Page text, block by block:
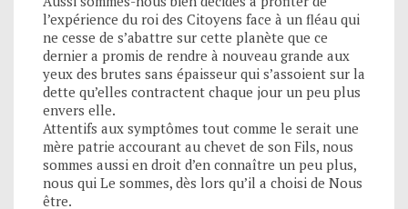
l’expérience du roi des Citoyens face à un fléau qui
ne cesse de s’abattre sur cette planète que ce
dernier a promis de rendre à nouveau grande aux
yeux des brutes sans épaisseur qui s’assoient sur la
dette qu’elles contractent chaque jour un peu plus
envers elle.
Attentifs aux symptômes tout comme le serait une
mère patrie accourant au chevet de son Fils, nous
sommes aussi en droit d’en connaître un peu plus,
nous qui Le sommes, dès lors qu’il a choisi de Nous
être.